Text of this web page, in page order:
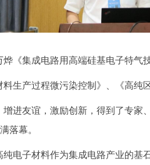
集成电路用高端硅基电子特气技
产过程微污染控制》、《高纯
友谊，激励创新，得到了专家
落幕。
子材料作为集成电路产业的基